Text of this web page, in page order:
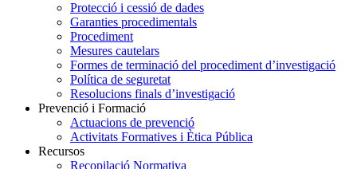
Protecció i cessió de dades
Garanties procedimentals
Procediment
Mesures cautelars
Formes de terminació del procediment d’investigació
Política de seguretat
Resolucions finals d’investigació
Prevenció i Formació
Actuacions de prevenció
Activitats Formatives i Ètica Pública
Recursos
Recopilació Normativa